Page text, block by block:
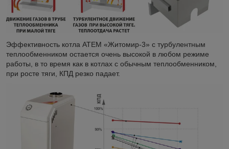
Эффективность котла АТЕМ «Житомир-3» с турбулентным
теплообменником остается очень высокой в любом режиме
работы, в то время как в котлах с обычным теплообменником,
при росте тяги, КПД резко падает.